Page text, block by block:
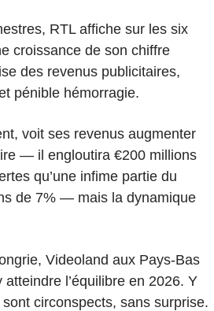
RTL affiche sur les six
croissance de son chiffre
des revenus publicitaires,
pénible hémorragie.
voit ses revenus augmenter
— il engloutira €200 millions
qu’une infime partie du
de 7% — mais la dynamique
Videoland aux Pays-Bas
l’équilibre en 2026. Y
circonspects, sans surprise.